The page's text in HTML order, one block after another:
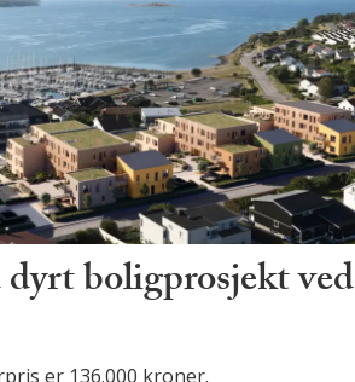
dyrt boligprosjekt ved
er 136.000 kroner.